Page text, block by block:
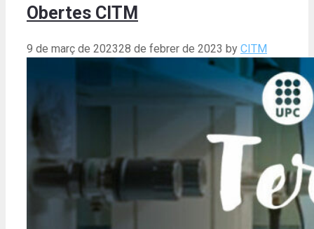
Obertes CITM
9 de març de 202328 de febrer de 2023 by CITM